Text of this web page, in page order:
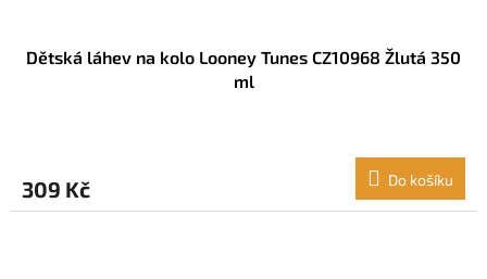
Dětská láhev na kolo Looney Tunes CZ10968 Žlutá 350
ml
309 Kč Do košíku